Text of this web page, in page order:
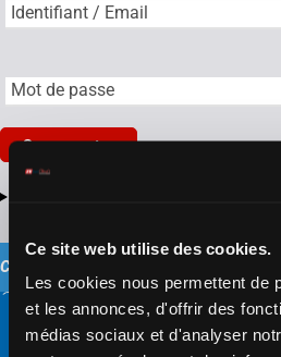
Ce site web utilise des cookies.
Les cookies nous permettent de
et les annonces, d'offrir des
médias sociaux et d'analyser
Identifiant / Email
Mot de passe
Se connecter
CONTACTEZ ZETURF